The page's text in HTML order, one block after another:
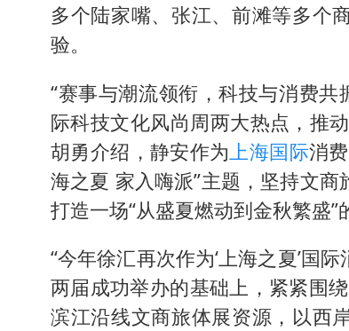
多个陆家嘴、张江、前滩等多个
验。
“赛事与潮流领衔，科技与消费共
际科技文化风尚周两大热点，推
胡勇介绍，静安作为 上海国际消
海之夏 家入嗨派”主题，坚持文
打造一场“从盛夏燃动到金秋繁盛”
“今年徐汇再次作为‘上海之夏’国
两届成功举办的基础上，紧紧围
滨江沿线文商旅体展资源，以西